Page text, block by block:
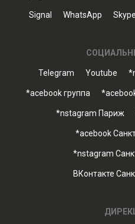
Signal WhatsApp
Telegram Youtube
*acebook группа
*nstagram Париж
*acebook
*nstagram
ВКонтакте